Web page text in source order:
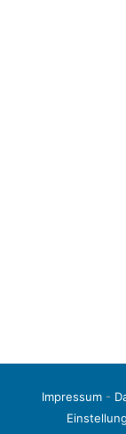
Impressum-